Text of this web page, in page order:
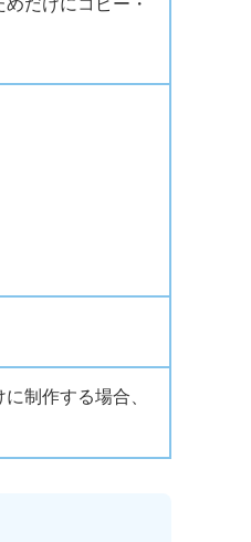
だけにコピー・
制作する場合、